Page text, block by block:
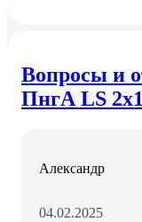
Вопросы и
ПнгА LS
Александр
04.02.2025